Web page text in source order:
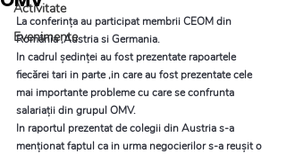
Activitate
Evenimente
La conferința au participat membrii CEOM din
România ,Austria si Germania.
In cadrul ședinței au fost prezentate rapoartele
fiecărei tari in parte ,in care au fost prezentate cele
mai importante probleme cu care se confrunta
salariații din grupul OMV.
In raportul prezentat de colegii din Austria s-a
menționat faptul ca in urma negocierilor s-a reușit o